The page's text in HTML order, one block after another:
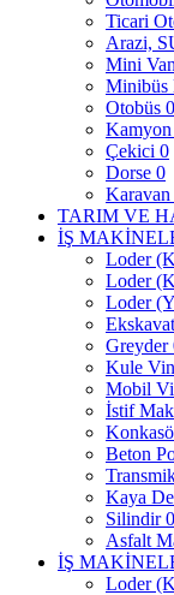
Ticari
Arazi,
Mini
Minibüs
Otobüs 0
Çekici 0
Dorse 0
Karavan
TARIM VE
İŞ
Loder
Loder
Loder
Greyder
Kule
Mobil
İstif
Beton
Kaya
Silindir0
Asfalt
İŞ
Loder